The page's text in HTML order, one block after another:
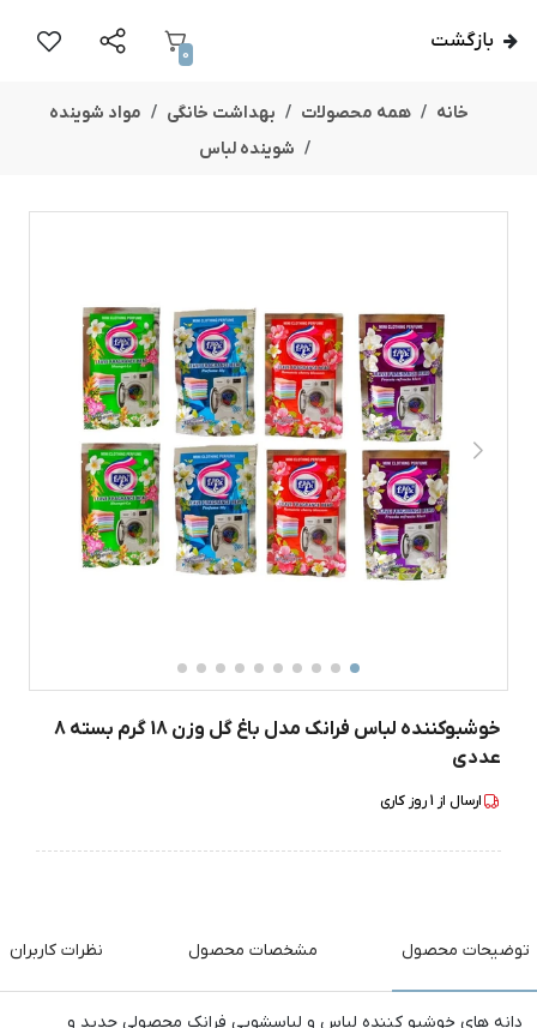
بازگشت
0
خانه همه محصولات بهداشت خانگی
مواد شوینده
شوینده لباس
خوشبوکننده لباس فرانک مدل باغ گل وزن 18 گرم بسته 8
عددی
ارسال از 1روز کاری
توضیحات محصول مشخصات محصول نظرات کاربران
دانه های خوشبو کننده لباس و لباسشویی فرانک محصولی جدید و